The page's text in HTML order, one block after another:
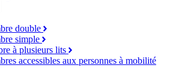
double
simple
à plusieurs lits
accessibles aux personnes à mobilité